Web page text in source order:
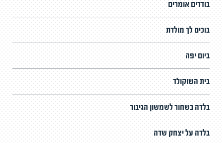
בודדים אומרים
בוכים לך מולדת
ביום יפה
בית השוקולד
בלדה בשחור לשמשון הגיבור
בלדה על יצחק שדה